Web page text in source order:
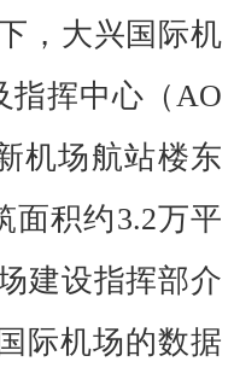
大兴国际机
指挥中心（AO
机场航站楼东
面积约3.2万平
建设指挥部介
际机场的数据